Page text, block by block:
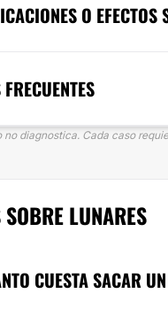
O EFECTOS
no diagnostica. Cada caso
LUNARES
CUESTA SACAR